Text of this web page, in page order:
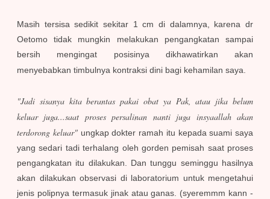
Masih tersisa sedikit sekitar 1 cm di dalamnya, karena dr
Oetomo tidak mungkin melakukan pengangkatan sampai
bersih mengingat posisinya dikhawatirkan akan
menyebabkan timbulnya kontraksi dini bagi kehamilan saya.
"Jadi sisanya kita berantas pakai obat ya Pak, atau jika belum
keluar juga...saat proses persalinan nanti juga insyaallah akan
terdorong keluar" ungkap dokter ramah itu kepada suami saya
yang sedari tadi terhalang oleh gorden pemisah saat proses
pengangkatan itu dilakukan. Dan tunggu seminggu hasilnya
akan dilakukan observasi di laboratorium untuk mengetahui
jenis polipnya termasuk jinak atau ganas. (syeremmm kann -